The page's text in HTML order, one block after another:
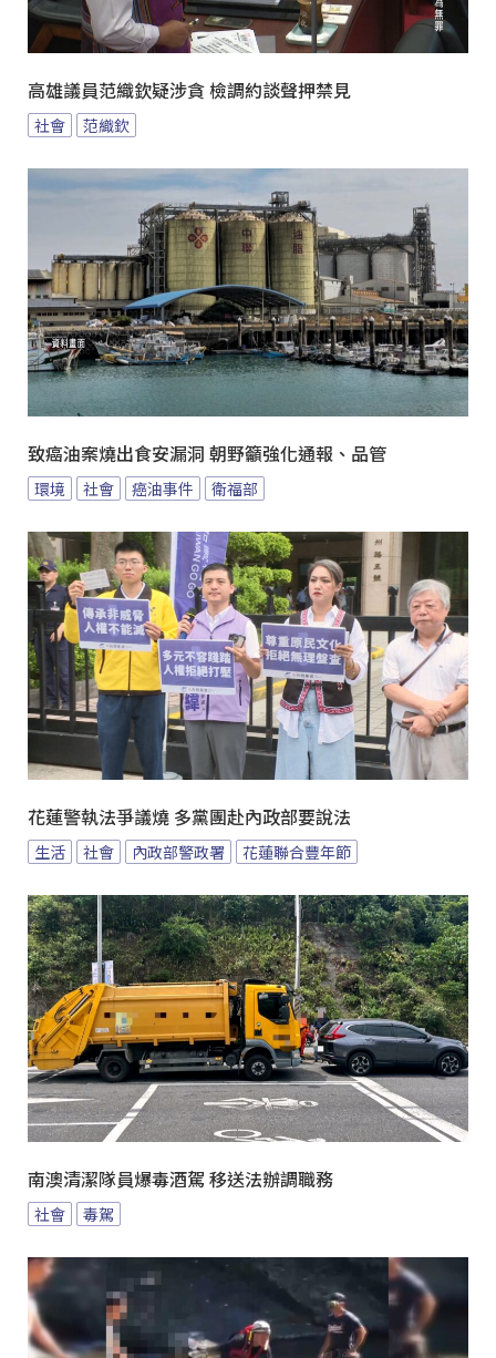
高雄議員范織欽疑涉貪 檢調約談聲押禁見
社會 范織欽
致癌油案燒出食安漏洞 朝野籲強化通報、品管
環境 社會 癌油事件 衛福部
花蓮警執法爭議燒 多黨團赴內政部要說法
生活 社會 內政部警政署 花蓮聯合豐年節
南澳清潔隊員爆毒酒駕 移送法辦調職務
社會 毒駕